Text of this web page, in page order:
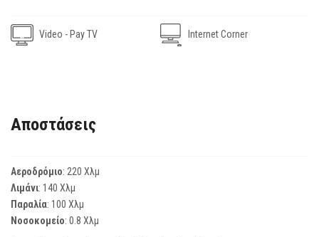
Video - Pay TV Internet Corner
Αποστάσεις
Αεροδρόμιο: 220 Χλμ
Λιμάνι: 140 Χλμ
Παραλία: 100 Χλμ
Νοσοκομείο: 0.8 Χλμ